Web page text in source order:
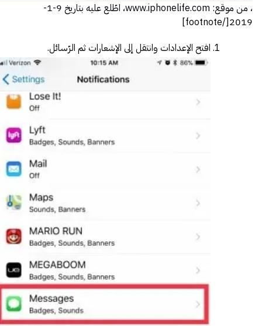
، من موقع: www.iphonelife.com، اطّلع عليه بتاريخ 9-1-
2019[/footnote]
افتح الإعدادات وانتقل إلى الإشعارات ثم الرّسائل.